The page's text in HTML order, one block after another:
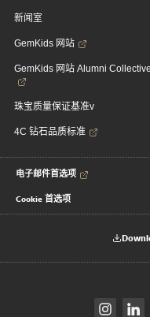
新闻室
GemKids 网站
GemKids 网站 Alumni Collective
珠宝质量保证基准v
4C 钻石品质标准
电子邮件首选项
Cookie 首选项